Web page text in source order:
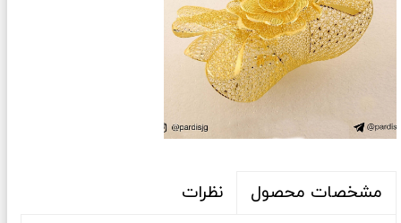
مشخصات محصول نظرات